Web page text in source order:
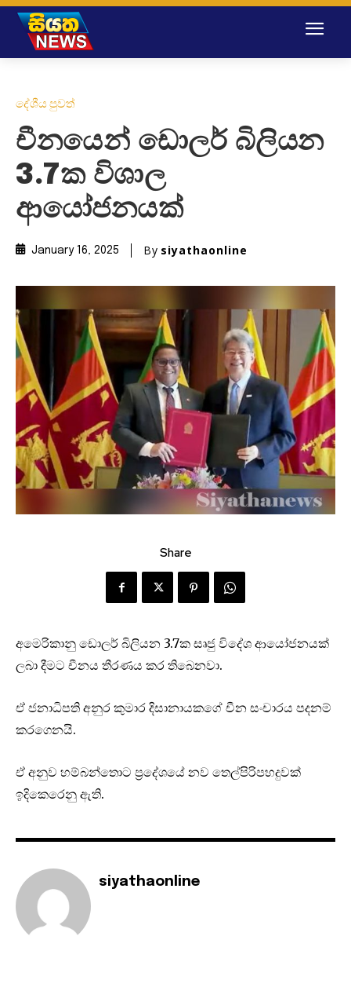
දේශීය පුවත්
චීනයෙන් ඩොලර් බිලියන
3.7ක විශාල
ආයෝජනයක්
January 16, 2025 By siyathaonline
Share
අමෙරිකානු ඩොලර් බිලියන 3.7ක සෘජු විදේශ ආයෝජනයක්
ලබා දීමට චීනය තීරණය කර තිබෙනවා.
ඒ ජනාධිපති අනුර කුමාර දිසානායකගේ චීන සංචාරය පදනම්
කරගෙනයි.
ඒ අනුව හම්බන්තොට ප්‍රදේශයේ නව තෙල්පිරිපහදුවක්
ඉදිකෙරෙනු ඇති.
siyathaonline